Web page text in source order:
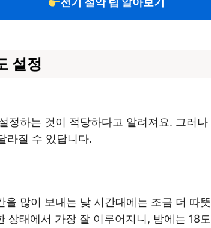
설정
정하는 것이 적당하다고 알려져요. 그러
라질 수 있답니다.
을 많이 보내는 낮 시간대에는 조금 더 따
상태에서 가장 잘 이루어지니, 밤에는 18